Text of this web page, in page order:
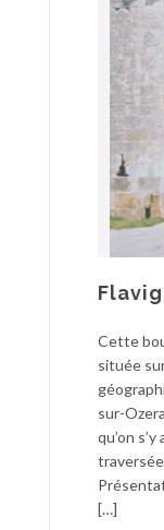
Cette
située
sur-
qu’on
traversée
[…]